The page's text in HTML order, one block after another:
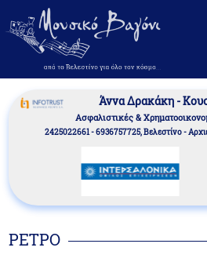
Άννα Δρακάκη -
Aσφαλιστικές &
2425022661 - 6936757725, Βελεστίνο -
ΡΕΤΡΟ